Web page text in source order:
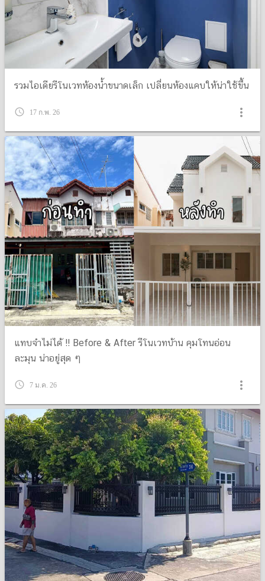
รวมไอเดียรีโนเวทห้องน้ำขนาดเล็ก เปลี่ยนห้องแคบให้น่าใช้ขึ้น
query_builder 17 ก.พ. 26 more_vert
แทบจำไม่ได้ !! Before & After รีโนเวทบ้าน คุมโทนอ่อน
ละมุน น่าอยู่สุด ๆ
query_builder 7 ม.ค. 26 more_vert